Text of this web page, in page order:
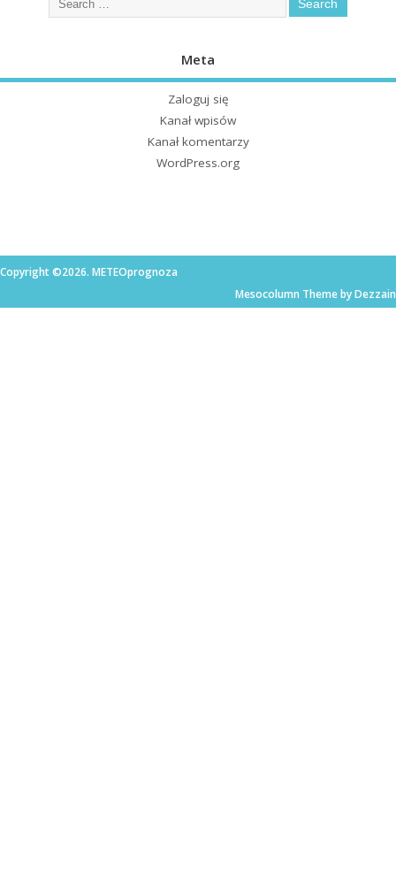
Meta
Zaloguj się
Kanał wpisów
Kanał komentarzy
WordPress.org
Copyright ©2026. METEOprognoza
Mesocolumn Theme by Dezzain